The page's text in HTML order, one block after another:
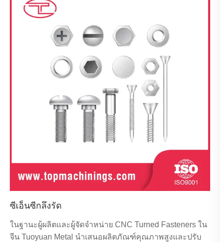
ซีเอ็นซีกลึงรัด
ในฐานะผู้ผลิตและผู้จัดจำหน่าย CNC Turned Fasteners ใน
จีน Tuoyuan Metal นำเสนอผลิตภัณฑ์คุณภาพสูงและปรับ